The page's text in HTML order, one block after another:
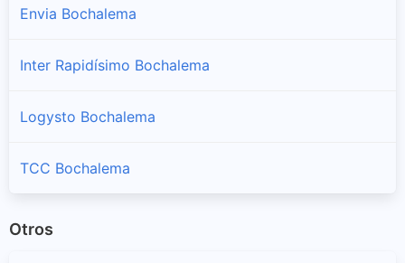
Envia Bochalema
Inter Rapidísimo Bochalema
Logysto Bochalema
TCC Bochalema
Otros